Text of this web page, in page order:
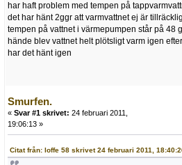
har haft problem med tempen på
det har hänt 2ggr att varmvattnet ej är
tempen på vattnet i värmepumpen står på 48
hände blev vattnet helt plötsligt varm igen
har det hänt igen
Smurfen.
« Svar #1 skrivet: 24 februari 2011,
19:06:13 »
Citat från: loffe 58 skrivet 24 februari 2011,